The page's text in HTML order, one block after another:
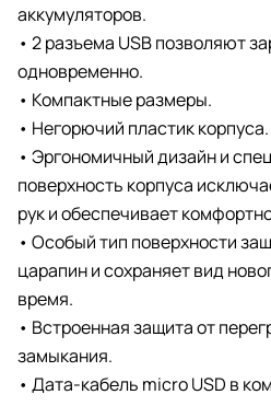
аккумуляторов.
• 2 разъема USB позволяют
одновременно.
• Компактные размеры.
• Негорючий пластик корпуса.
• Эргономичный дизайн и
поверхность корпуса
рук и обеспечивает
• Особый тип поверхности
царапин и сохраняет вид
время.
• Встроенная защита от
замыкания.
• Дата-кабель micro USD в